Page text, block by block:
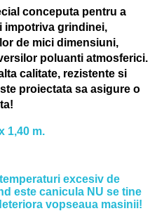
conceputa pentru a
impotriva grindinei,
de mici dimensiuni,
poluanti atmosferici.
calitate, rezistente si
proiectata sa asigure o
1,40 m.
excesiv de
este canicula NU se tine
vopseaua masinii!